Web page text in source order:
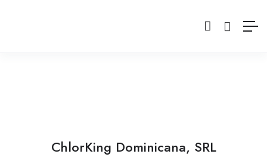
ChlorKing Dominicana, SRL